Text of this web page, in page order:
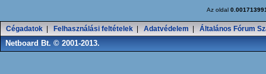
Az oldal
Cégadatok Felhasználási feltételek Adatvédelem Általános Fórum
Netboard Bt. © 2001-2013.